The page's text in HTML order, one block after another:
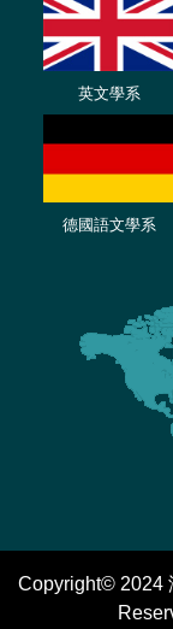
英文學系
德國語文學系
Copyright© 2024